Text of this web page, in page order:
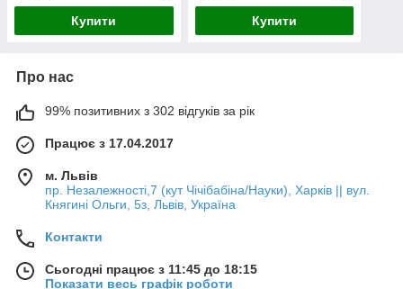
Купити Купити
Про нас
99% позитивних з 302 відгуків за рік
Працює з 17.04.2017
м. Львів
пр. Незалежності,7 (кут Чічібабіна/Науки), Харків || вул.
Княгині Ольги, 5з, Львів, Україна
Контакти
Сьогодні працює з 11:45 до 18:15
Показати весь графік роботи